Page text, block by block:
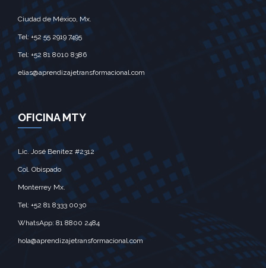
Ciudad de México, Mx.‎
Tel: +52 55 2919 7495‎
Tel: +52 81 8010 8386
elias@aprendizajetransformacional.com
OFICINA MTY
Lic. José Benitez #2312
Col. Obispado
Monterrey Mx.‎
Tel: +52 81 8333 0030
WhatsApp: 81 8800 2484
hola@aprendizajetransformacional.com